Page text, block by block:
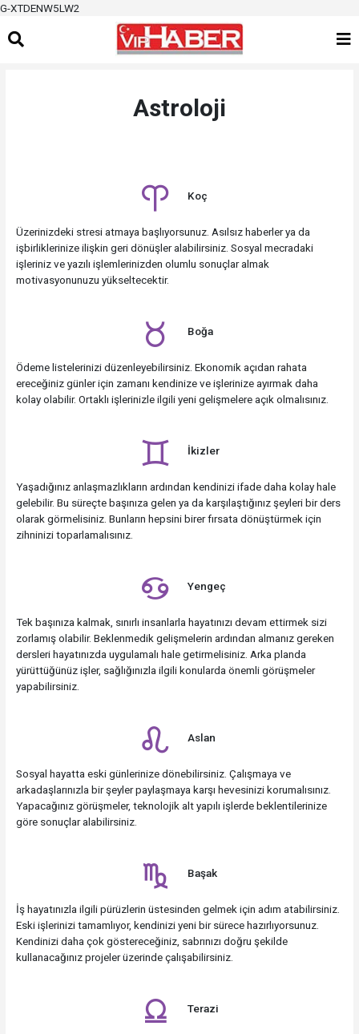
G-XTDENW5LW2
Astroloji
Koç
Üzerinizdeki stresi atmaya başlıyorsunuz. Asılsız haberler ya da
işbirliklerinize ilişkin geri dönüşler alabilirsiniz. Sosyal mecradaki
işleriniz ve yazılı işlemlerinizden olumlu sonuçlar almak
motivasyonunuzu yükseltecektir.
Boğa
Ödeme listelerinizi düzenleyebilirsiniz. Ekonomik açıdan rahata
ereceğiniz günler için zamanı kendinize ve işlerinize ayırmak daha
kolay olabilir. Ortaklı işlerinizle ilgili yeni gelişmelere açık olmalısınız.
İkizler
Yaşadığınız anlaşmazlıkların ardından kendinizi ifade daha kolay hale
gelebilir. Bu süreçte başınıza gelen ya da karşılaştığınız şeyleri bir ders
olarak görmelisiniz. Bunların hepsini birer fırsata dönüştürmek için
zihninizi toparlamalısınız.
Yengeç
Tek başınıza kalmak, sınırlı insanlarla hayatınızı devam ettirmek sizi
zorlamış olabilir. Beklenmedik gelişmelerin ardından almanız gereken
dersleri hayatınızda uygulamalı hale getirmelisiniz. Arka planda
yürüttüğünüz işler, sağlığınızla ilgili konularda önemli görüşmeler
yapabilirsiniz.
Aslan
Sosyal hayatta eski günlerinize dönebilirsiniz. Çalışmaya ve
arkadaşlarınızla bir şeyler paylaşmaya karşı hevesinizi korumalısınız.
Yapacağınız görüşmeler, teknolojik alt yapılı işlerde beklentilerinize
göre sonuçlar alabilirsiniz.
Başak
İş hayatınızla ilgili pürüzlerin üstesinden gelmek için adım atabilirsiniz.
Eski işlerinizi tamamlıyor, kendinizi yeni bir sürece hazırlıyorsunuz.
Kendinizi daha çok göstereceğiniz, sabrınızı doğru şekilde
kullanacağınız projeler üzerinde çalışabilirsiniz.
Terazi